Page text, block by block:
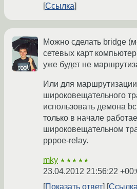
Ссылка
Можно сделать bridge
сетевых карт
уже будет не
Или для маршрутизации
широковещательного
использовать демона
только в начале
широковещательном
pppoe-relay.
mky ★★★★★
23.04.2012 21:56:22
Показать ответ
Ссылка